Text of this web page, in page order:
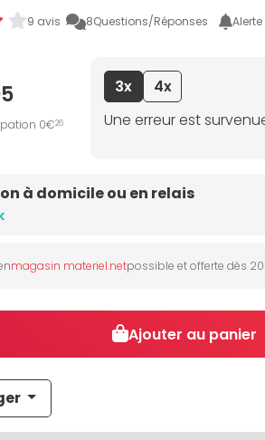
9 avis 8Questions/Réponses
0€26
3x
4x
Une erreur est
à domicile ou en relais
magasin materiel.netpossible et offerte dès
Ajouter au panier